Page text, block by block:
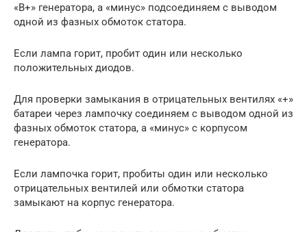
«В+» генератора, а «минус» подсоединяем с выводом
одной из фазных обмоток статора.
Если лампа горит, пробит один или несколько
положительных диодов.
Для проверки замыкания в отрицательных вентилях «+»
батареи через лампочку соединяем с выводом одной из
фазных обмоток статора, а «минус» с корпусом
генератора.
Если лампочка горит, пробиты один или несколько
отрицательных вентилей или обмотки статора
замыкают на корпус генератора.